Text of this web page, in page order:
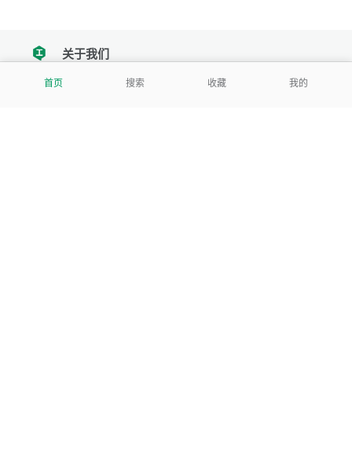
首页 搜索 收藏 我的
tencent关于我们
我们努力把每一个工具做成批量处理的产品